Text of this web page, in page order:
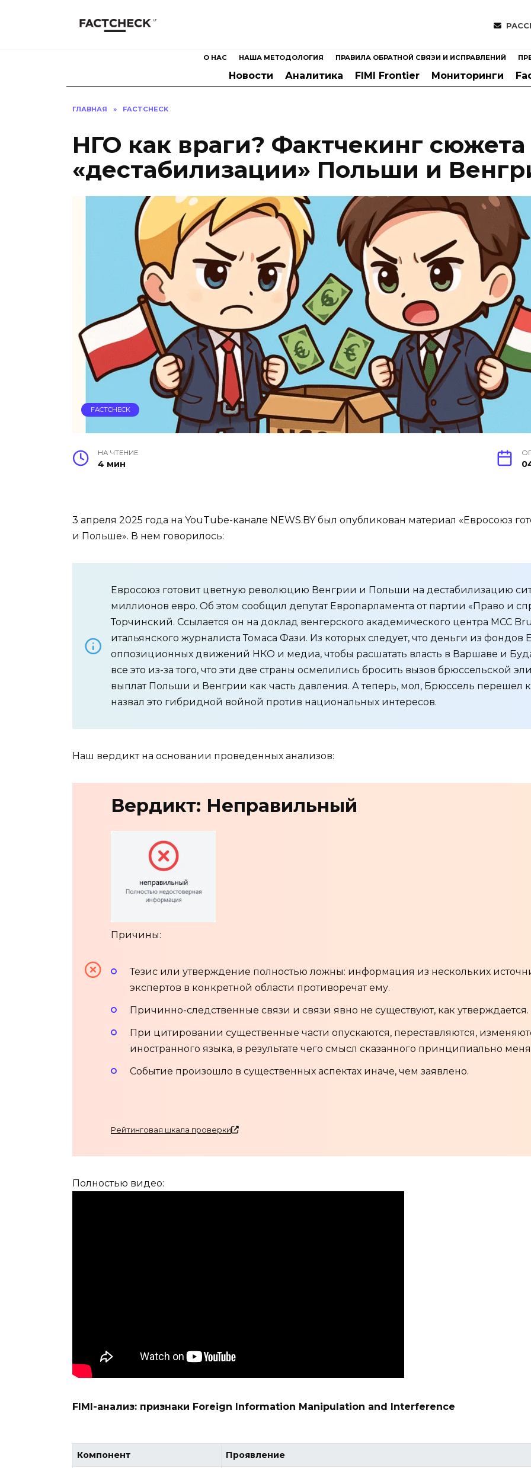
О НАС НАША МЕТОДОЛОГИЯ ПРАВИЛА ОБРАТНОЙ СВЯЗИ И ИСПРАВЛЕНИЙ
Новости Аналитика FIMI Frontier Мониторинги
ГЛАВНАЯ » FACTCHECK
НГО как враги? Фактчекинг сюжета
«дестабилизации» Польши и
FACTCHECK
НА ЧТЕНИЕ
4 мин
3 апреля 2025 года на YouTube-канале NEWS.BY был опубликован материал «Евросоюз
и Польше». В нем говорилось:
Евросоюз готовит цветную революцию Венгрии и Польши на дестабилизацию
миллионов евро. Об этом сообщил депутат Европарламента от партии «Право и
Торчинский. Ссылается он на доклад венгерского академического центра MCC
итальянского журналиста Томаса Фази. Из которых следует, что деньги из
оппозиционных движений НКО и медиа, чтобы расшатать власть в Варшаве и
все это из-за того, что эти две страны осмелились бросить вызов брюссельской
выплат Польши и Венгрии как часть давления. А теперь, мол, Брюссель
назвал это гибридной войной против национальных интересов.
Наш вердикт на основании проведенных анализов:
Вердикт: Неправильный
Причины:
Тезис или утверждение полностью ложны: информация из нескольких
экспертов в конкретной области противоречат ему.
Причинно-следственные связи и связи явно не существуют, как утверждается.
При цитировании существенные части опускаются, переставляются,
иностранного языка, в результате чего смысл сказанного принципиально
Событие произошло в существенных аспектах иначе, чем заявлено.
Рейтинговая шкала проверки
Полностью видео:
FIMI-анализ: признаки Foreign Information Manipulation and Interference
Компонент Проявление